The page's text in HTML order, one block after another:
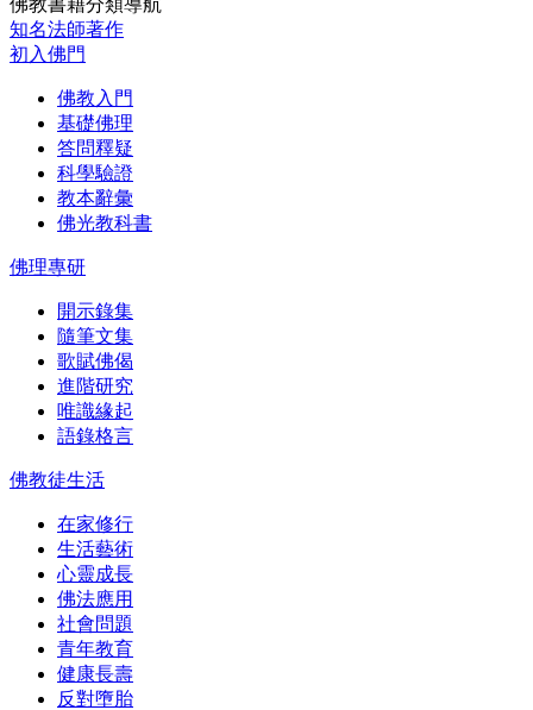
佛教書籍分類導航
知名法師著作
初入佛門
佛教入門
基礎佛理
答問釋疑
科學驗證
教本辭彙
佛光教科書
佛理專研
開示錄集
隨筆文集
歌賦佛偈
進階研究
唯識緣起
語錄格言
佛教徒生活
在家修行
生活藝術
心靈成長
佛法應用
社會問題
青年教育
健康長壽
反對墮胎